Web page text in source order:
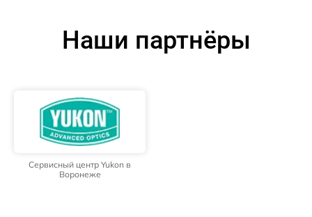
Наши партнёры
Сервисный центр Yukon в
Воронеже